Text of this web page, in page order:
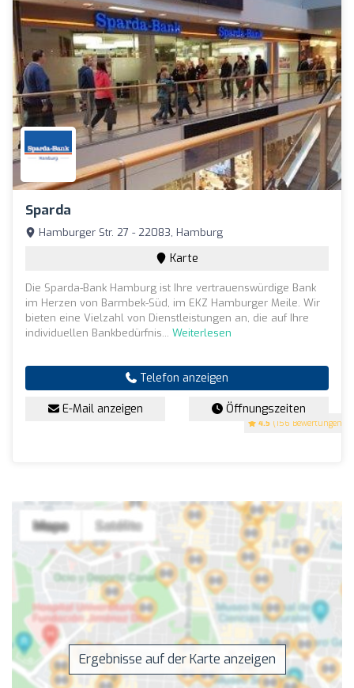
Sparda
4.5 (156 Bewertungen)
Hamburger Str. 27 - 22083, Hamburg
Karte
Die Sparda-Bank Hamburg ist Ihre vertrauenswürdige Bank
im Herzen von Barmbek-Süd, im EKZ Hamburger Meile. Wir
bieten eine Vielzahl von Dienstleistungen an, die auf Ihre
individuellen Bankbedürfnis... Weiterlesen
Telefon anzeigen
E-Mail anzeigen Öffnungszeiten
Ergebnisse auf der Karte anzeigen